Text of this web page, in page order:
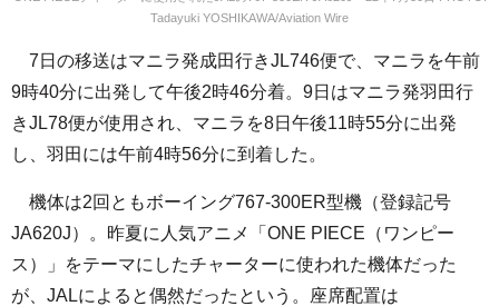
Tadayuki YOSHIKAWA/Aviation Wire
7日の移送はマニラ発成田行きJL746便で、マニラを午前
9時40分に出発して午後2時46分着。9日はマニラ発羽田行
きJL78便が使用され、マニラを8日午後11時55分に出発
し、羽田には午前4時56分に到着した。
機体は2回ともボーイング767-300ER型機（登録記号
JA620J）。昨夏に人気アニメ「ONE PIECE（ワンピー
ス）」をテーマにしたチャーターに使われた機体だった
が、JALによると偶然だったという。座席配置は